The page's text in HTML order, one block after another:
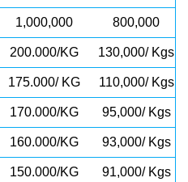
1,000,000 800,000
200.000/KG 130,000/ Kgs
175.000/ KG 110,000/ Kgs
170.000/KG 95,000/ Kgs
160.000/KG 93,000/ Kgs
150.000/KG 91,000/ Kgs